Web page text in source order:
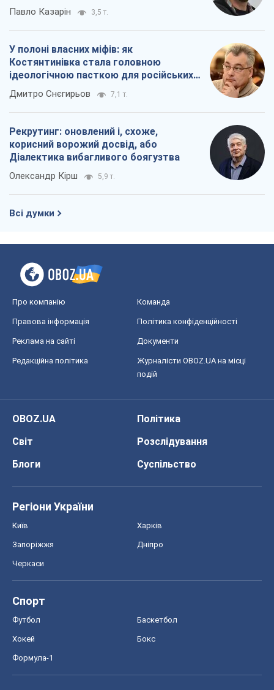
Павло Казарін 3,5 т.
У полоні власних міфів: як
Костянтинівка стала головною
ідеологічною пасткою для російських
окупантів
Дмитро Снєгирьов 7,1 т.
Рекрутинг: оновлений і, схоже,
корисний ворожий досвід, або
Діалектика вибагливого боягузтва
Олександр Кірш 5,9 т.
Всі думки
Про компанію Команда
Правова інформація Політика конфіденційності
Реклама на сайті Документи
Редакційна політика
Журналісти OBOZ.UA на місці
подій
OBOZ.UA
Політика
Світ
Розслідування
Блоги
Суспільство
Регіони України
Київ Харків
Запоріжжя Дніпро
Черкаси
Спорт
Футбол Баскетбол
Хокей Бокс
Формула-1